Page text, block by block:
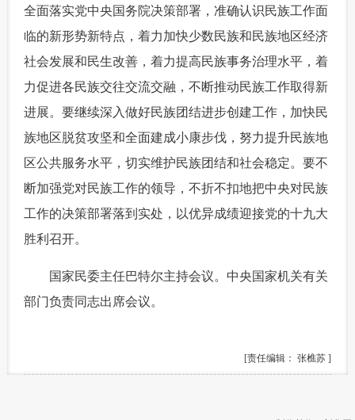
全面落实党中央国务院决策部署，准确认识民族工作面
临的新形势新特点，着力加快少数民族和民族地区经济
社会发展和民生改善，着力提高民族事务治理水平，着
力促进各民族交往交流交融，不断推动民族工作取得新
进展。要继续深入做好民族团结进步创建工作，加快民
族地区脱贫攻坚和全面建成小康步伐，努力提升民族地
区公共服务水平，切实维护民族团结和社会稳定。要不
断加强党对民族工作的领导，不折不扣地把中央对民族
工作的决策部署落到实处，以优异成绩迎接党的十九大
胜利召开。
国家民委主任巴特尔主持会议。中央国家机关有关
部门负责同志出席会议。
[责任编辑： 张樵苏 ]